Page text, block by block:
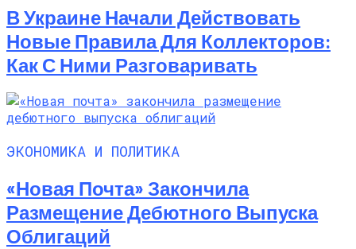
В Украине Начали Действовать
Новые Правила Для Коллекторов:
Как С Ними Разговаривать
ЭКОНОМИКА И ПОЛИТИКА
«Новая Почта» Закончила
Размещение Дебютного Выпуска
Облигаций